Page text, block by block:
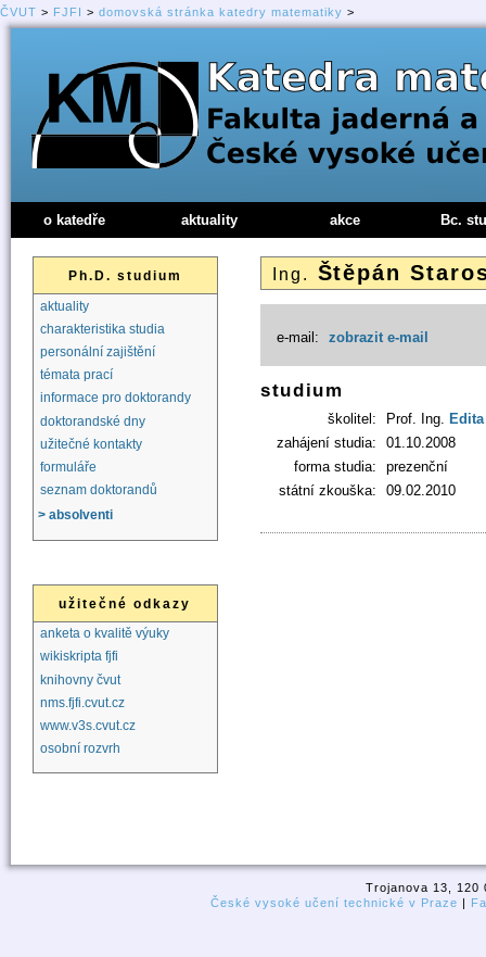
ČVUT > FJFI > domovská stránka katedry matematiky >
Ing. Štěpán
e-mail: zobrazit e-mail
studium
školitel: Prof. Ing.
zahájení studia:
01.10.2008
forma studia:
prezenční
státní zkouška:
09.02.2010
o katedře aktuality akce Bc.
Ph.D. studium
aktuality
charakteristika studia
personální zajištění
témata prací
informace pro doktorandy
doktorandské dny
užitečné kontakty
formuláře
seznam doktorandů
> absolventi
užitečné odkazy
anketa o kvalitě výuky
wikiskripta fjfi
knihovny čvut
nms.fjfi.cvut.cz
www.v3s.cvut.cz
osobní rozvrh
Trojanova 13, 120
České vysoké učení technické v Praze |